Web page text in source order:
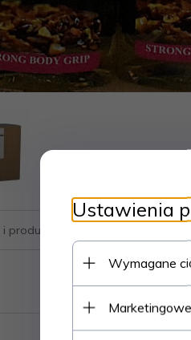
produktów
Ustawienia
Wymagane